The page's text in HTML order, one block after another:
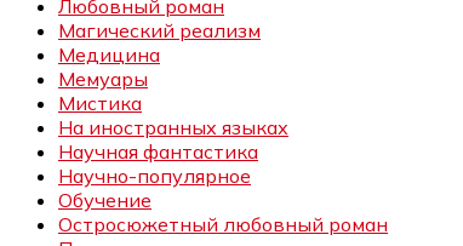
Любовный роман
Магический реализм
Медицина
Мемуары
Мистика
На иностранных языках
Научная фантастика
Научно-популярное
Обучение
Остросюжетный любовный роман